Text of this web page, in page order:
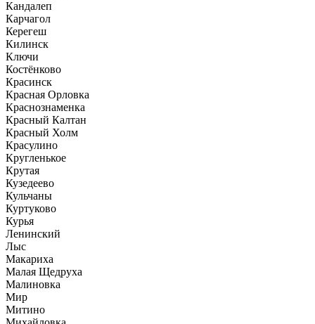
Кандалеп
Карчагол
Керегеш
Килинск
Ключи
Костёнково
Красинск
Красная Орловка
Краснознаменка
Красный Калтан
Красный Холм
Красулино
Кругленькое
Крутая
Кузедеево
Кульчаны
Куртуково
Курья
Ленинский
Лыс
Макариха
Малая Щедруха
Малиновка
Мир
Митино